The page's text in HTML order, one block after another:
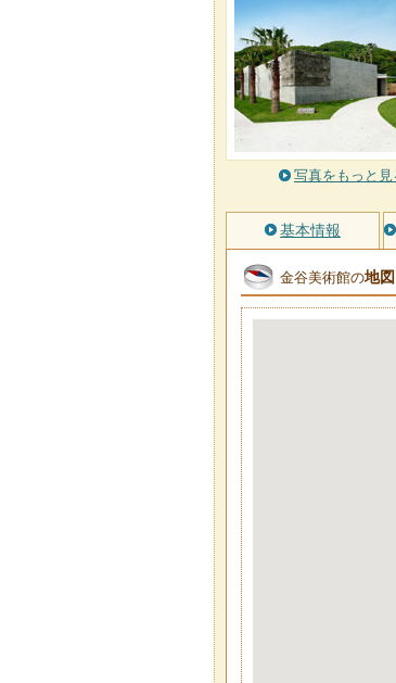
写真をもっと見
基本情報
金谷美術館の地図